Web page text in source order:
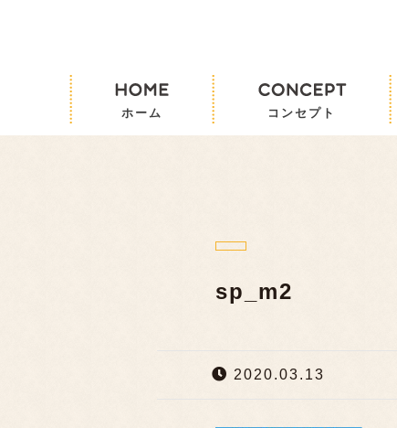
sp_m2
2020.03.13